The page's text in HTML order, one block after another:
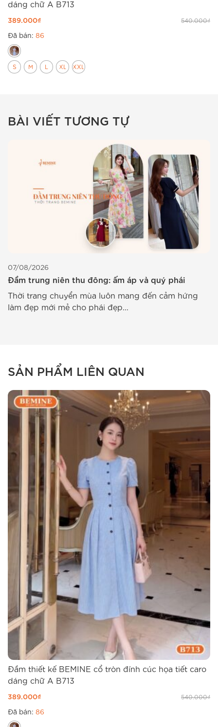
dáng chữ A B713
389.000₫ 540.000₫
Đã bán: 86
S M L XL XXL
BÀI VIẾT TƯƠNG TỰ
07/08/2026
Đầm trung niên thu đông: ấm áp và quý phái
Thời trang chuyển mùa luôn mang đến cảm hứng
làm đẹp mới mẻ cho phái đẹp...
SẢN PHẨM LIÊN QUAN
Đầm thiết kế BEMINE cổ tròn đính cúc họa tiết caro
dáng chữ A B713
389.000₫ 540.000₫
Đã bán: 86